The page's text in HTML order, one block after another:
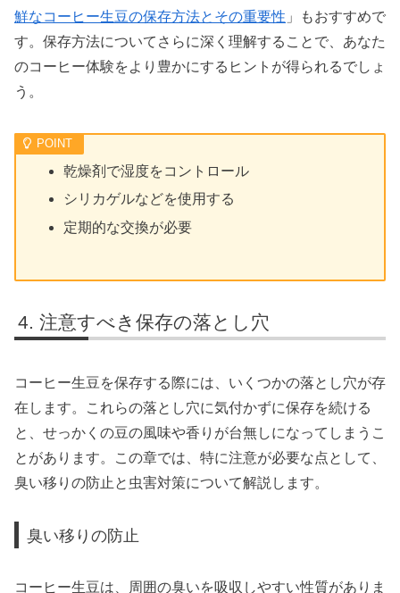
鮮なコーヒー生豆の保存方法とその重要性 」もおすすめで
す。保存方法についてさらに深く理解することで、あなた
のコーヒー体験をより豊かにするヒントが得られるでしょ
う。
乾燥剤で湿度をコントロール
シリカゲルなどを使用する
定期的な交換が必要
注意すべき保存の落とし穴
コーヒー生豆を保存する際には、いくつかの落とし穴が存
在します。これらの落とし穴に気付かずに保存を続ける
と、せっかくの豆の風味や香りが台無しになってしまうこ
とがあります。この章では、特に注意が必要な点として、
臭い移りの防止と虫害対策について解説します。
臭い移りの防止
コーヒー生豆は、周囲の臭いを吸収しやすい性質がありま